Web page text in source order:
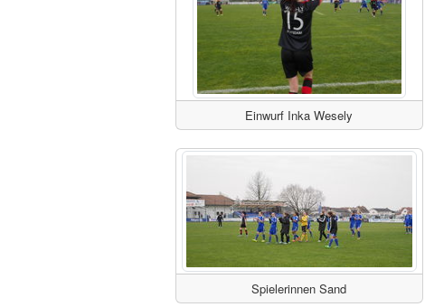
Einwurf Inka Wesely
Spielerinnen Sand